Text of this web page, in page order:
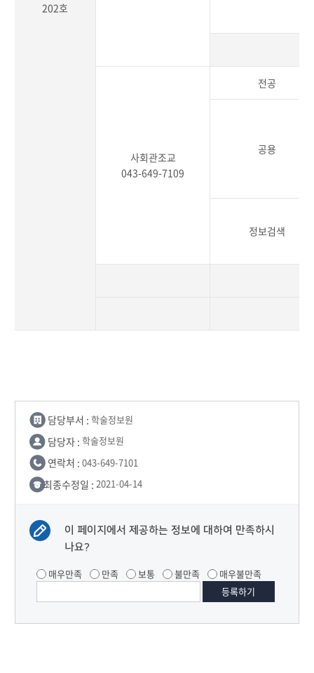
202호
사회관조교
043-649-7109
전공
공용
정보검색
담당부서 : 학술정보원
담당자 : 학술정보원
연락처 : 043-649-7101
최종수정일 : 2021-04-14
이 페이지에서 제공하는 정보에 대하여 만족하시
나요?
매우만족 만족 보통 불만족 매우불만족